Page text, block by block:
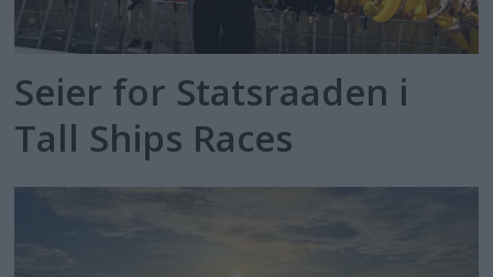
Seier for Statsraaden i
Tall Ships Races